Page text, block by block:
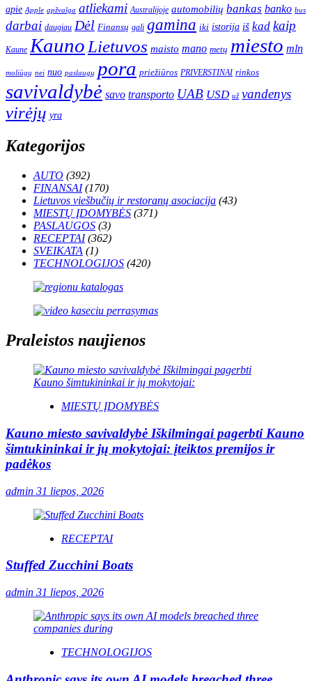
apie Apple apžvalga atliekami Australijoje automobilių bankas banko bus
darbai daugiau Dėl Finansų gali gamina iki istorija iš kad kaip
Kaune KaunoLietuvos maisto mano metų miesto mln
moliūgų nei nuo paslaugų pora priežiūros PRIVERSTINAI rinkos
savivaldybė savo transporto UAB USD už vandenys
virėjų yra
Kategorijos
AUTO (392)
FINANSAI(170)
Lietuvos viešbučių ir restoranų asociacija (43)
MIESTŲ ĮDOMYBĖS (371)
PASLAUGOS (3)
RECEPTAI(362)
SVEIKATA (1)
TECHNOLOGIJOS (420)
Praleistos naujienos
MIESTŲ ĮDOMYBĖS
Kauno miesto savivaldybė Iškilmingai pagerbti Kauno
šimtukininkai ir jų mokytojai: įteiktos premijos ir
padėkos
admin 31 liepos, 2026
RECEPTAI
Stuffed Zucchini Boats
admin 31 liepos, 2026
TECHNOLOGIJOS